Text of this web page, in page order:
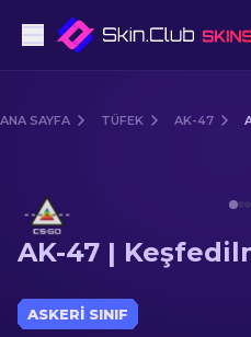
Dürbünlü Tüfek
Bıçaklar
ANA SAYFA TÜFEK AK-47
AK-47 |
ASKERI SINIF